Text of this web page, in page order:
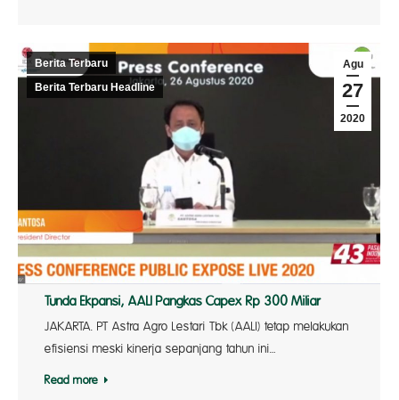
Agu
27
2020
Berita Terbaru
Berita Terbaru Headline
Tunda Ekpansi, AALI Pangkas Capex Rp 300 Miliar
JAKARTA. PT Astra Agro Lestari Tbk (AALI) tetap melakukan
efisiensi meski kinerja sepanjang tahun ini…
Read more